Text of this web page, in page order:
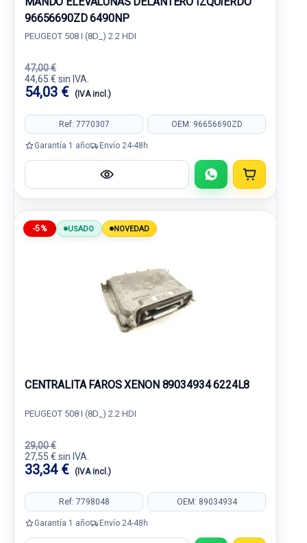
96656690ZD 6490NP
PEUGEOT 508 I (8D_) 2.2 HDI
47,00 €
44,65 € sin IVA.
54,03 € (IVA incl.)
Ref: 7770307 OEM: 96656690ZD
Garantía 1 año Envío 24-48h
-5% USADO NOVEDAD
CENTRALITA FAROS XENON 89034934 6224L8
PEUGEOT 508 I (8D_) 2.2 HDI
29,00 €
27,55 € sin IVA.
33,34 € (IVA incl.)
Ref: 7798048 OEM: 89034934
Garantía 1 año Envío 24-48h